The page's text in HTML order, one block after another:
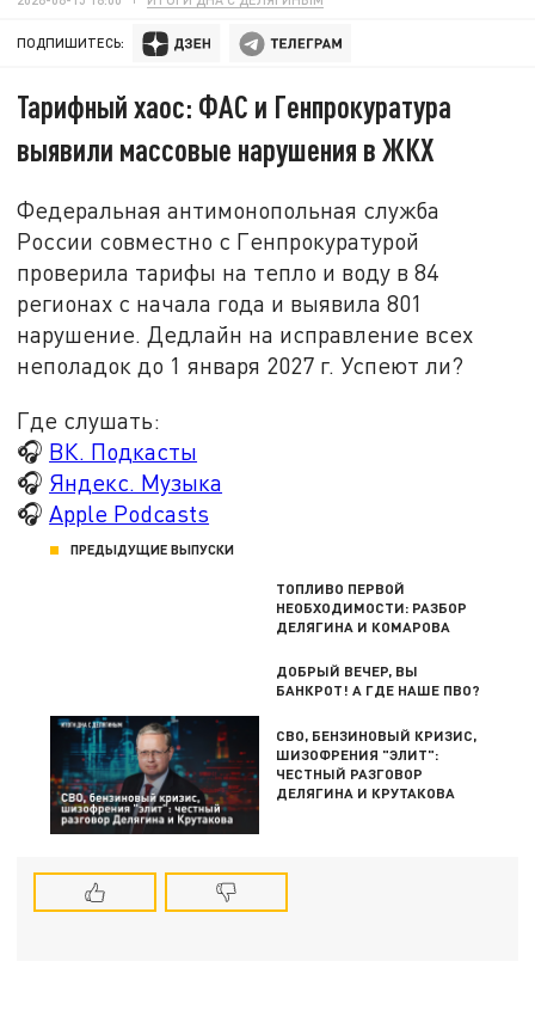
ПОДПИШИТЕСЬ:
Тарифный хаос: ФАС и Генпрокуратура
выявили массовые нарушения в ЖКХ
Федеральная антимонопольная служба
России совместно с Генпрокуратурой
проверила тарифы на тепло и воду в 84
регионах с начала года и выявила 801
нарушение. Дедлайн на исправление всех
неполадок до 1 января 2027 г. Успеют ли?
Где слушать:
🎧 ВК. Подкасты
🎧 Яндекс. Музыка
🎧 Apple Podcasts
ПРЕДЫДУЩИЕ ВЫПУСКИ
ТОПЛИВО ПЕРВОЙ
НЕОБХОДИМОСТИ: РАЗБОР
ДЕЛЯГИНА И КОМАРОВА
ДОБРЫЙ ВЕЧЕР, ВЫ
БАНКРОТ! А ГДЕ НАШЕ ПВО?
СВО, БЕНЗИНОВЫЙ КРИЗИС,
ШИЗОФРЕНИЯ "ЭЛИТ":
ЧЕСТНЫЙ РАЗГОВОР
ДЕЛЯГИНА И КРУТАКОВА